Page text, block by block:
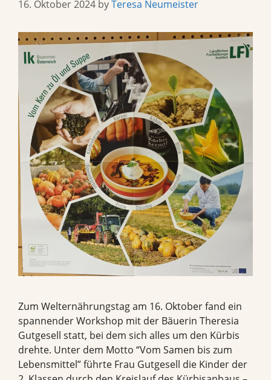
16. Oktober 2024 byTeresa Neumeister
Zum Welternährungstag am 16. Oktober fand ein
spannender Workshop mit der Bäuerin Theresia
Gutgesell statt, bei dem sich alles um den Kürbis
drehte. Unter dem Motto “Vom Samen bis zum
Lebensmittel” führte Frau Gutgesell die Kinder der